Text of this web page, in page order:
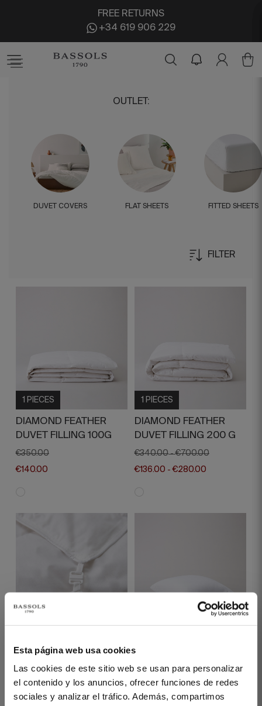
Esta página web usa cookies
Las cookies de este sitio web se usan para personalizar
el contenido y los anuncios, ofrecer funciones de redes
sociales y analizar el tráfico. Además, compartimos
FREE RETURNS
+34 619 906 229
OUTLET :
DUVET COVERS FLAT SHEETS FITTED SHEETS
FILTER
1 PIECES
DIAMOND FEATHER
DUVET FILLING 100G
€350.00
€140.00
1 PIECES
DIAMOND FEATHER
DUVET FILLING 200 G
€340.00 -€700.00
€136.00 -€280.00
2 PIECES
DIAMOND DUO
€450.00 - €1,000.00
1 PIECES
PEARL FIBRE CUSHION
€30.00
€12.00